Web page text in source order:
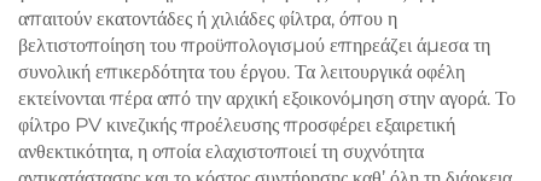
απαιτούν εκατοντάδες ή χιλιάδες φίλτρα, όπου η
βελτιστοποίηση του προϋπολογισμού επηρεάζει άμεσα τη
συνολική επικερδότητα του έργου. Τα λειτουργικά οφέλη
εκτείνονται πέρα από την αρχική εξοικονόμηση στην αγορά. Το
φίλτρο PV κινεζικής προέλευσης προσφέρει εξαιρετική
ανθεκτικότητα, η οποία ελαχιστοποιεί τη συχνότητα